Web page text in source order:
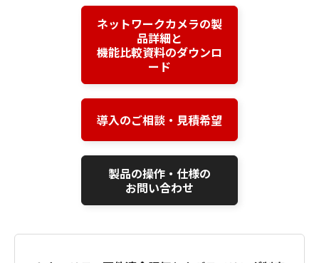
ネットワークカメラの製
品詳細と
機能比較資料のダウンロ
ード
導入のご相談・見積希望
製品の操作・仕様の
お問い合わせ